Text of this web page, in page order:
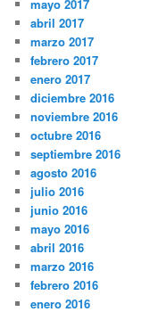
mayo 2017
abril 2017
marzo 2017
febrero 2017
enero 2017
diciembre 2016
noviembre 2016
octubre 2016
septiembre 2016
agosto 2016
julio 2016
junio 2016
mayo 2016
abril 2016
marzo 2016
febrero 2016
enero 2016